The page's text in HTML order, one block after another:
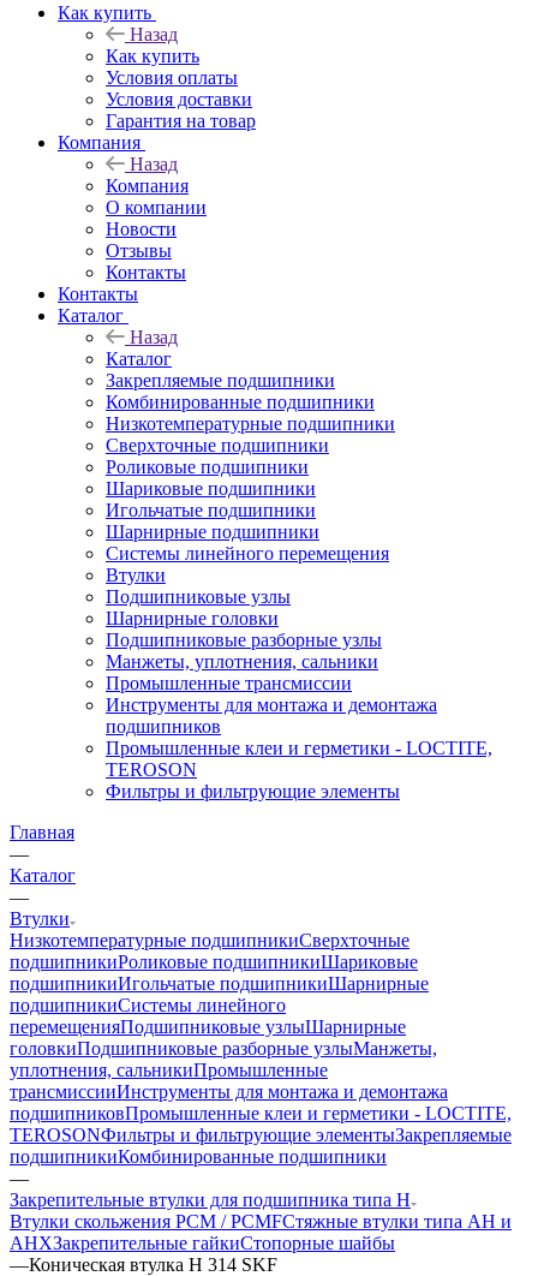
Как купить
Назад
Как купить
Условия оплаты
Условия доставки
Гарантия на товар
Компания
Назад
Компания
О компании
Новости
Отзывы
Контакты
Контакты
Каталог
Назад
Каталог
Закрепляемые подшипники
Комбинированные подшипники
Низкотемпературные подшипники
Сверхточные подшипники
Роликовые подшипники
Шариковые подшипники
Игольчатые подшипники
Шарнирные подшипники
Системы линейного перемещения
Втулки
Подшипниковые узлы
Шарнирные головки
Подшипниковые разборные узлы
Манжеты, уплотнения, сальники
Промышленные трансмиссии
Инструменты для монтажа и демонтажа
подшипников
Промышленные клеи и герметики - LOCTITE,
TEROSON
Фильтры и фильтрующие элементы
Главная
—
Каталог
—
Втулки
Низкотемпературные подшипникиСверхточные
подшипникиРоликовые подшипникиШариковые
подшипникиИгольчатые подшипникиШарнирные
подшипникиСистемы линейного
перемещенияПодшипниковые узлыШарнирные
головкиПодшипниковые разборные узлыМанжеты,
уплотнения, сальникиПромышленные
трансмиссииИнструменты для монтажа и демонтажа
подшипниковПромышленные клеи и герметики - LOCTITE,
TEROSONФильтры и фильтрующие элементыЗакрепляемые
подшипникиКомбинированные подшипники
—
Закрепительные втулки для подшипника типа H
Втулки скольжения PCM / PCMFСтяжные втулки типа AH и
AHXЗакрепительные гайкиСтопорные шайбы
—Коническая втулка H 314 SKF